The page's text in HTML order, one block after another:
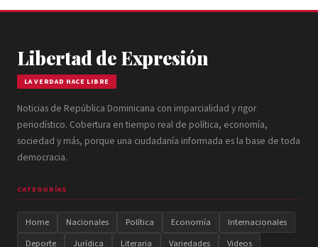
Libertad de Expresión
LA VERDAD HACE LIBRE
Noticias de República Dominicana con imparcialidad y rigor
periodístico. Cobertura en tiempo real de política, economía,
sociedad y más, porque una ciudadanía informada es la base de toda
democracia.
CATEGORÍAS
Home Nacionales Política Economía
Internacionales
Deporte
Jurídica Literaria Variedades Videos